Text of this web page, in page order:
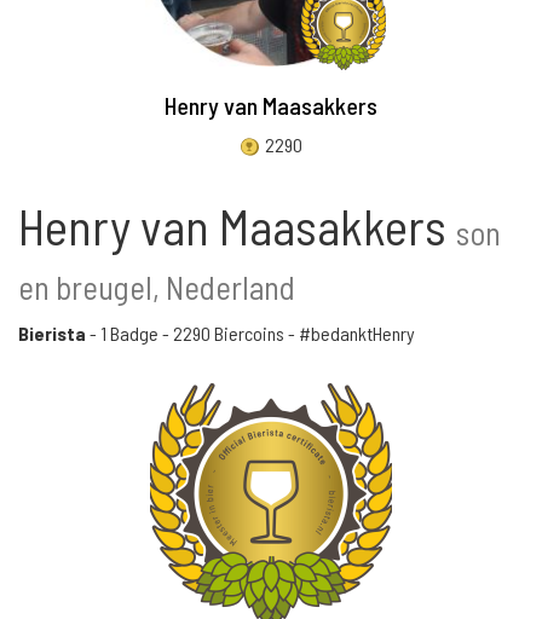
Henry van Maasakkers
2290
Henry van Maasakkers son
en breugel, Nederland
Bierista - 1 Badge - 2290 Biercoins - #bedanktHenry